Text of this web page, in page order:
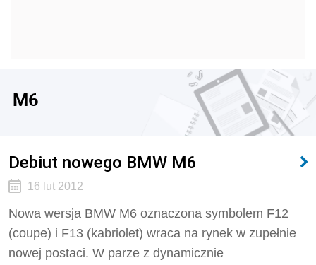
M6
Debiut nowego BMW M6
16 lut 2012
Nowa wersja BMW M6 oznaczona symbolem F12
(coupe) i F13 (kabriolet) wraca na rynek w zupełnie
nowej postaci. W parze z dynamicznie